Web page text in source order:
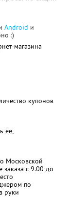
Android и
:)
магазина
купонов
ее,
Московской
заказа с 9.00 до
по
руки